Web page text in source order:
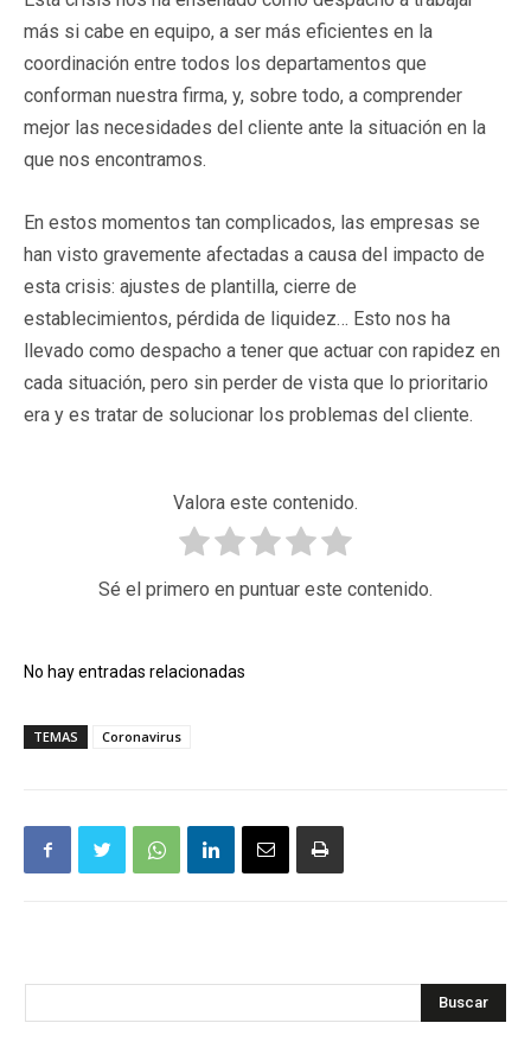
más si cabe en equipo, a ser más eficientes en la
coordinación entre todos los departamentos que
conforman nuestra firma, y, sobre todo, a comprender
mejor las necesidades del cliente ante la situación en la
que nos encontramos.
En estos momentos tan complicados, las empresas se
han visto gravemente afectadas a causa del impacto de
esta crisis: ajustes de plantilla, cierre de
establecimientos, pérdida de liquidez… Esto nos ha
llevado como despacho a tener que actuar con rapidez en
cada situación, pero sin perder de vista que lo prioritario
era y es tratar de solucionar los problemas del cliente.
Valora este contenido.
Sé el primero en puntuar este contenido.
No hay entradas relacionadas
TEMAS Coronavirus
Buscar